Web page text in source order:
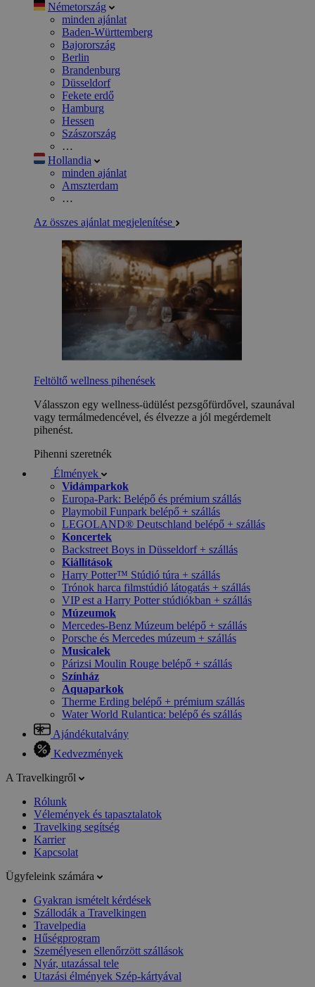
Németország
minden ajánlat
Baden-Württemberg
Bajorország
Berlin
Brandenburg
Düsseldorf
Fekete erdő
Hamburg
Hessen
Szászország
…
Hollandia
minden ajánlat
Amszterdam
…
Az összes ajánlat megjelenítése
Feltöltő wellness pihenések
Válasszon egy wellness-üdülést pezsgőfürdővel, szaunával
vagy termálmedencével, és élvezze a jól megérdemelt
pihenést.
Pihenni szeretnék
Élmények
Vidámparkok
Europa-Park: Belépő és prémium szállás
Playmobil Funpark belépő + szállás
LEGOLAND® Deutschland belépő + szállás
Koncertek
Backstreet Boys in Düsseldorf + szállás
Kiállítások
Harry Potter™ Stúdió túra + szállás
Trónok harca filmstúdió látogatás + szállás
VIP est a Harry Potter stúdiókban + szállás
Múzeumok
Mercedes-Benz Múzeum belépő + szállás
Porsche és Mercedes múzeum + szállás
Musicalek
Párizsi Moulin Rouge belépő + szállás
Színház
Aquaparkok
Therme Erding belépő + prémium szállás
Water World Rulantica: belépő és szállás
Ajándékutalvány
Kedvezmények
A Travelkingről
Rólunk
Vélemények és tapasztalatok
Travelking segítség
Karrier
Kapcsolat
Ügyfeleink számára
Gyakran ismételt kérdések
Szállodák a Travelkingen
Travelpedia
Hűségprogram
Személyesen ellenőrzött szállások
Nyár, utazással tele
Utazási élmények Szép-kártyával